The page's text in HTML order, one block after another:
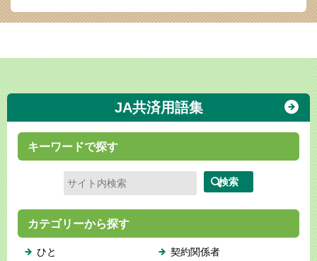
JA共済用語集
キーワードで探す
カテゴリーから探す
ひと 契約関係者